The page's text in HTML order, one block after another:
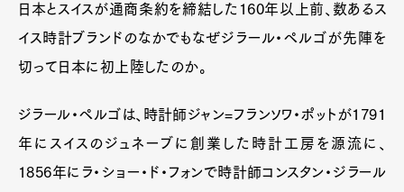
日本とスイスが通商条約を締結した160年以上前、数あるス
イス時計ブランドのなかでもなぜジラール・ペルゴが先陣を
切って日本に初上陸したのか。
ジラール・ペルゴは、時計師ジャン=フランソワ・ポットが1791
年にスイスのジュネーブに創業した時計工房を源流に、
1856年にラ・ショー・ド・フォンで時計師コンスタン・ジラール